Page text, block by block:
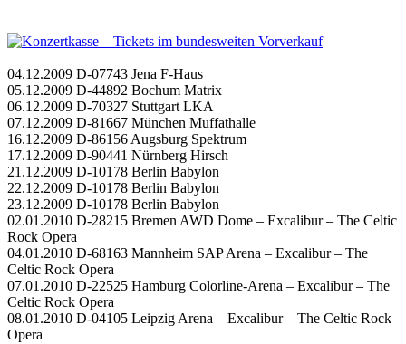
04.12.2009 D-07743 Jena F-Haus
05.12.2009 D-44892 Bochum Matrix
06.12.2009 D-70327 Stuttgart LKA
07.12.2009 D-81667 München Muffathalle
16.12.2009 D-86156 Augsburg Spektrum
17.12.2009 D-90441 Nürnberg Hirsch
21.12.2009 D-10178 Berlin Babylon
22.12.2009 D-10178 Berlin Babylon
23.12.2009 D-10178 Berlin Babylon
02.01.2010 D-28215 Bremen AWD Dome – Excalibur – The Celtic
Rock Opera
04.01.2010 D-68163 Mannheim SAP Arena – Excalibur – The
Celtic Rock Opera
07.01.2010 D-22525 Hamburg Colorline-Arena – Excalibur – The
Celtic Rock Opera
08.01.2010 D-04105 Leipzig Arena – Excalibur – The Celtic Rock
Opera